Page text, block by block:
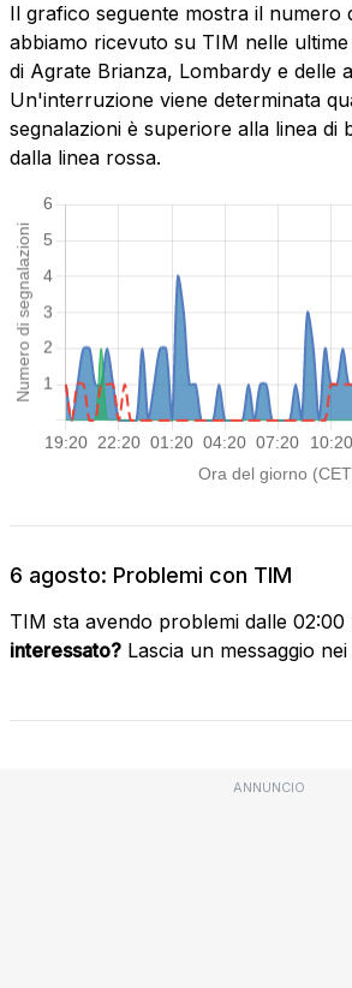
Il grafico seguente mostra il numero
abbiamo ricevuto su TIM nelle
di Agrate Brianza, Lombardy e delle
Un'interruzione viene determinata
segnalazioni è superiore alla linea di
dalla linea rossa.
6 agosto: Problemi con TIM
TIM sta avendo problemi dalle 02:00
interessato? Lascia un messaggio
ANNUNCIO